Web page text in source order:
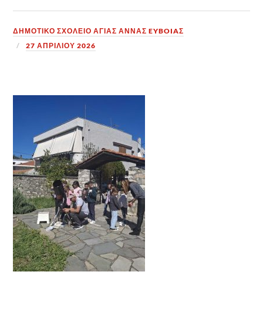
ΔΗΜΟΤΙΚΟ ΣΧΟΛΕΙΟ ΑΓΙΑΣ ΑΝΝΑΣ EYBOIAΣ
27 ΑΠΡΙΛΊΟΥ 2026